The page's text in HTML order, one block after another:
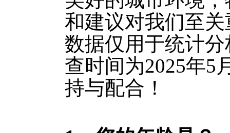
和建议对我们至
数据仅用于统计
查时间为2025年5
持与配合！